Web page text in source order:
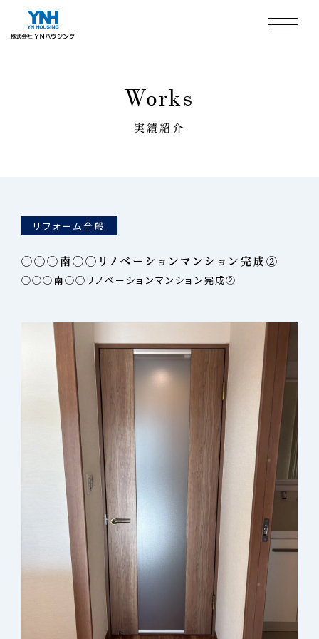
Works
実績紹介
リフォーム全般
◯◯◯南◯◯リノベーションマンション完成②
◯◯◯南◯◯リノベーションマンション完成②